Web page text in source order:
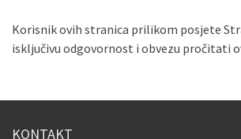
Korisnik ovih stranica prilikom posjete
isključivu odgovornost i obvezu pročitati
KONTAKT